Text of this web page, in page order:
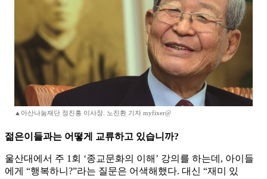
▲아산나눔재단 정진홍 이사장. 노진환 기자 myfixer@
젊은이들과는 어떻게 교류하고 있습니까?
울산대에서 주 1회 ‘종교문화의 이해’ 강의를 하는데, 아이들
에게 “행복하니?”라는 질문은 어색해했다. 대신 “재미 있